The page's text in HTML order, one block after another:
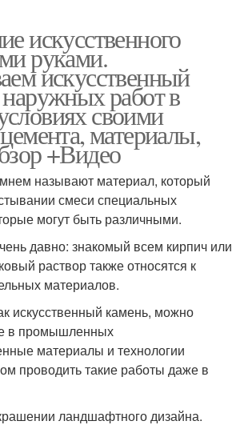
искусственного
руками.
искусственный
работ в
своими
материалы,
+Видео
называют материал, который
смеси специальных
могут быть различными.
давно: знакомый всем кирпич или
раствор также относятся к
материалов.
искусственный камень, можно
в промышленных
материалы и технологии
проводить такие работы даже в
ландшафтного дизайна.